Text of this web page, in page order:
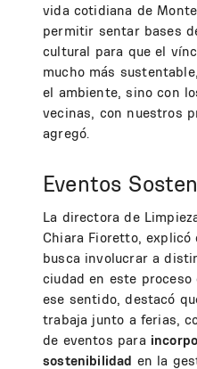
vida cotidiana de
permitir sentar bases
cultural para que el
mucho más
el ambiente, sino con
vecinas, con nuestros
agregó.
Eventos
La directora de
Chiara Fioretto,
busca involucrar a
ciudad en este
ese sentido, destacó
trabaja junto a ferias,
de eventos para
sostenibilidad en la